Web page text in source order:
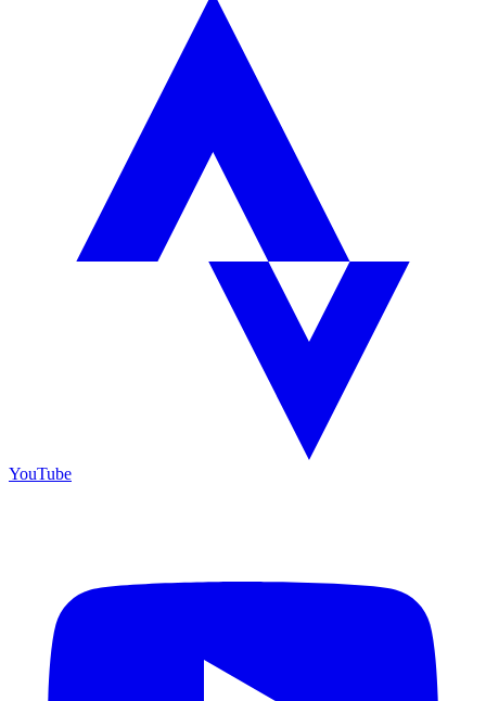
YouTube